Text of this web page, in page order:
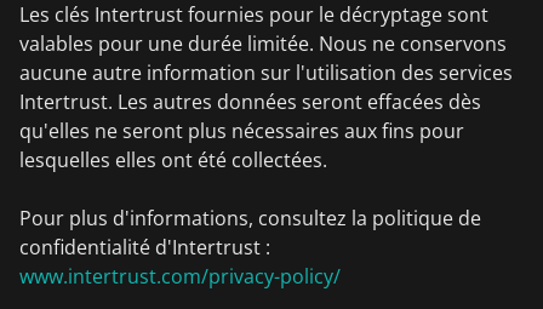
Les clés Intertrust fournies pour le décryptage sont
valables pour une durée limitée. Nous ne conservons
aucune autre information sur l'utilisation des services
Intertrust. Les autres données seront effacées dès
qu'elles ne seront plus nécessaires aux fins pour
lesquelles elles ont été collectées.
Pour plus d'informations, consultez la politique de
confidentialité d'Intertrust :
www.intertrust.com/privacy-policy/